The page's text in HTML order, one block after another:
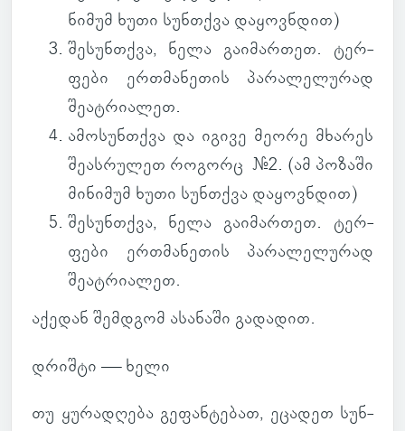
ნი­მუმ ხუთი სუნ­თქვა და­ყოვ­ნდით)
შე­სუნ­თქვა, ნელა გა­ი­მარ­თეთ. ტერ­
ფები ერ­თმა­ნე­თის პა­რა­ლე­ლუ­რად
შე­ატ­რი­ა­ლეთ.
ამო­სუნ­თქვა და იგივე მეორე მხა­რეს
შე­ას­რუ­ლეთ რო­გორც #2. (ამ პო­ზაში
მი­ნი­მუმ ხუთი სუნ­თქვა და­ყოვ­ნდით)
შე­სუნ­თქვა, ნელა გა­ი­მარ­თეთ. ტერ­
ფები ერ­თმა­ნე­თის პა­რა­ლე­ლუ­რად
შე­ატ­რი­ა­ლეთ.
აქე­დან შემ­დგომ ასა­ნაში გა­და­დით.
დრიშტი — ხელი
თუ ყუ­რა­დღება გე­ფან­ტე­ბათ, ეცა­დეთ სუნ­